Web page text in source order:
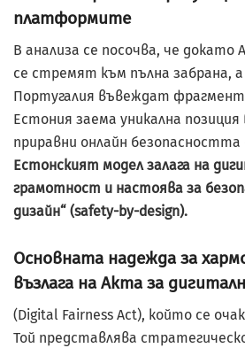
платформите
В анализа се посочва, че докато
се стремят към пълна забрана,
Португалия въвеждат
Естония заема уникална
приравни онлайн безопасността
Естонският модел залага на
грамотност и настоява за
дизайн“ (safety-by-design).
Основната надежда за
възлага на Акта за
(Digital Fairness Act), който се
Той представлява